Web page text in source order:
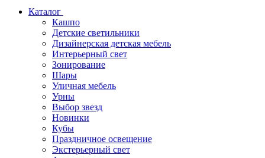
Каталог
Кашпо
Детские светильники
Дизайнерская детская мебель
Интерьерный свет
Зонирование
Шары
Уличная мебель
Урны
Выбор звезд
Новинки
Кубы
Праздничное освещение
Экстерьерный свет